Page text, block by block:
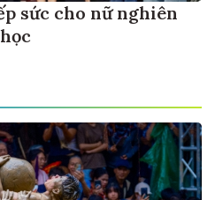
sức cho nữ nghiên